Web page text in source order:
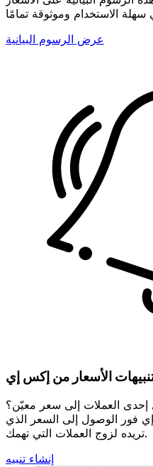
عرض الرسوم البيانية
إحدى العملات إلى سعر معيّن؟
فور الوصول إلى السعر الذي
تريده لزوج العملات التي تهمك.
إنشاء تنبيه